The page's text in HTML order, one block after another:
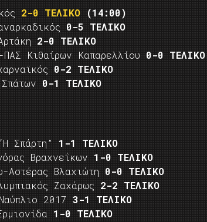
2-0 ΤΕΛΙΚΟ
(14:00)
0-5 ΤΕΛΙΚΟ
2-0 ΤΕΛΙΚΟ
Κιθαίρων Καπαρελλίου 0-0 ΤΕΛΙΚΟ
0-2 ΤΕΛΙΚΟ
0-1 ΤΕΛΙΚΟ
Σπάρτη” 1-1 ΤΕΛΙΚΟ
Βραχνεΐκων 1-0 ΤΕΛΙΚΟ
Αστέρας Βλαχιώτη 0-0 ΤΕΛΙΚΟ
Ζαχάρως 2-2 ΤΕΛΙΚΟ
2017 3-1 ΤΕΛΙΚΟ
1-0 ΤΕΛΙΚΟ